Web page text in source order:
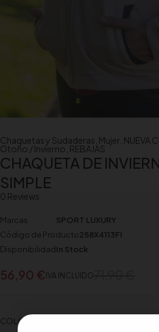
Chaquetas y Sudaderas Mujer NUEVA
Otoño / Invierno REBAJAS
CHAQUETA DE
SIMPLE
0 Reviews
Marcas
SPORT LUXURY
Código de Producto258X4113FI
DisponibilidadIn Stock
56,90 € IVA INCLUIDO
COLOR